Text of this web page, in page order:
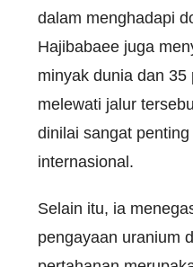
dalam menghadapi
Hajibabaee juga
minyak dunia dan 35
melewati jalur
dinilai sangat
internasional.
Selain itu, ia
pengayaan uranium